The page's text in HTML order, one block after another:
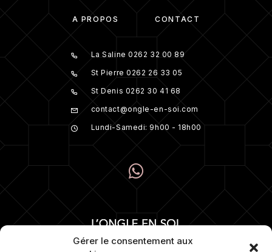
Gérer le consentement aux
À PROPOS CONTACT
La Saline 0262 32 00 89
St Pierre 0262 26 33 05
St Denis 0262 30 41 68
contact@ongle-en-soi.com
Lundi-Samedi: 9h00 - 18h00